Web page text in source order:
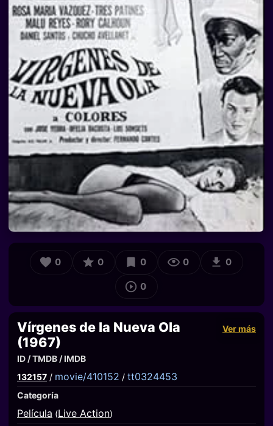
0 0 0 0 0
0
Vírgenes de la Nueva Ola
(1967)
Ver más
ID / TMDB / IMDB
132157 / movie/410152 / tt0324453
Categoría
Película (Live Action)